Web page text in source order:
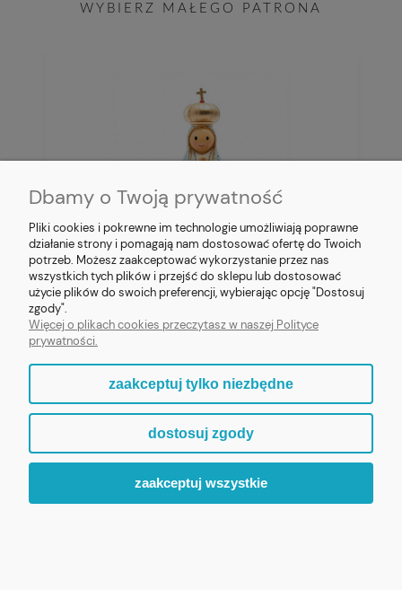
WYBIERZ MAŁEGO PATRONA
Figurka MB Fatimska z Pastuszkami 8cm (v2)
ZOBACZ WIĘCEJ
❮
Dbamy o Twoją prywatność
Pliki cookies i pokrewne im technologie umożliwiają poprawne
działanie strony i pomagają nam dostosować ofertę do Twoich
potrzeb. Możesz zaakceptować wykorzystanie przez nas
wszystkich tych plików i przejść do sklepu lub dostosować
użycie plików do swoich preferencji, wybierając opcję "Dostosuj
zgody".
Więcej o plikach cookies przeczytasz w naszej Polityce
prywatności.
zaakceptuj tylko niezbędne
dostosuj zgody
zaakceptuj wszystkie